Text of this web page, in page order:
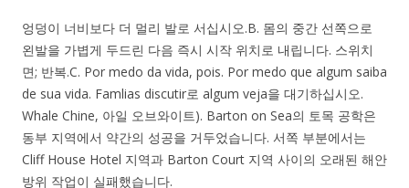
엉덩이 너비보다 더 멀리 발로 서십시오.B. 몸의 중간 선쪽으로
왼발을 가볍게 두드린 다음 즉시 시작 위치로 내립니다. 스위치
면; 반복.C. Por medo da vida, pois. Por medo que algum saiba
de sua vida. Famlias discutir로 algum veja을 대기하십시오.
Whale Chine, 아일 오브와이트). Barton on Sea의 토목 공학은
동부 지역에서 약간의 성공을 거두었습니다. 서쪽 부분에서는
Cliff House Hotel 지역과 Barton Court 지역 사이의 오래된 해안
방위 작업이 실패했습니다.